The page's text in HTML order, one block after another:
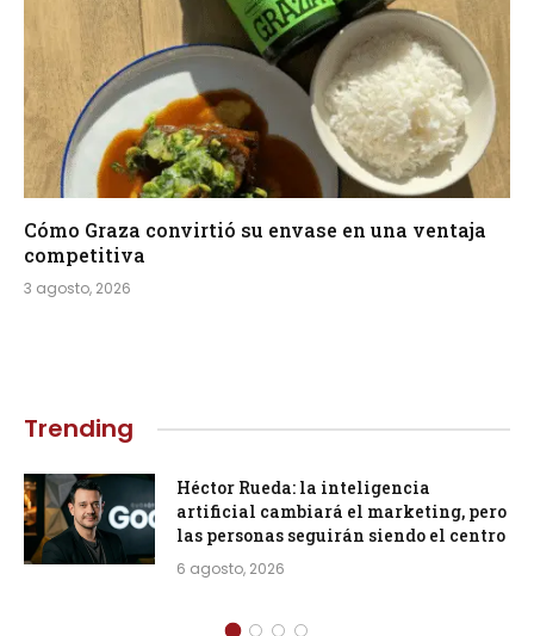
Cómo Graza convirtió su envase en una ventaja
competitiva
3 agosto, 2026
Trending
Héctor Rueda: la inteligencia
artificial cambiará el marketing, pero
las personas seguirán siendo el centro
6 agosto, 2026